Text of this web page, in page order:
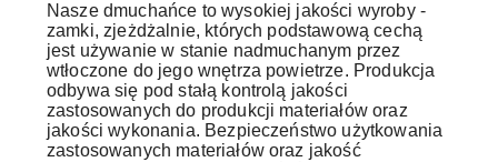
Nasze dmuchańce to wysokiej jakości wyroby -
zamki, zjeżdżalnie, których podstawową cechą
jest używanie w stanie nadmuchanym przez
wtłoczone do jego wnętrza powietrze. Produkcja
odbywa się pod stałą kontrolą jakości
zastosowanych do produkcji materiałów oraz
jakości wykonania. Bezpieczeństwo użytkowania
zastosowanych materiałów oraz jakość